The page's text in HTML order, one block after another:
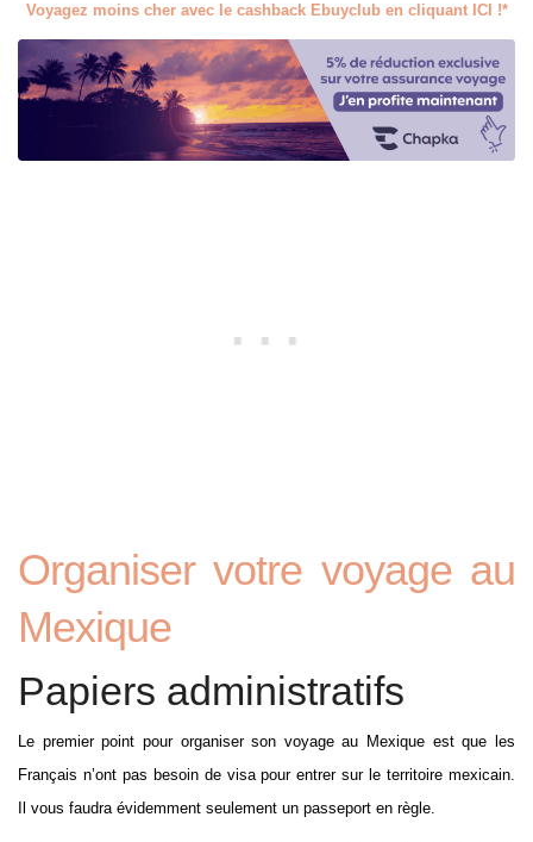
Voyagez moins cher avec le cashback Ebuyclub en cliquant ICI !*
Organiser votre voyage au
Mexique
Papiers administratifs
Le premier point pour organiser son voyage au Mexique est que les
Français n’ont pas besoin de visa pour entrer sur le territoire mexicain.
Il vous faudra évidemment seulement un passeport en règle.